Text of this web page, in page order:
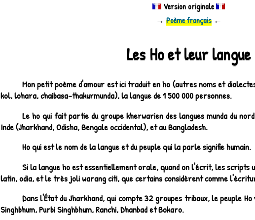
Version originale
→ Poème français←
Les Ho et leur langue
Mon petit poème d'amour est ici traduit en ho (autres noms et
kol, lohara, chaibasa-thakurmunda), la langue de 1 500 000 personnes.
Le ho qui fait partie du groupe kherwarien des langues munda du
Inde (Jharkhand, Odisha, Bengale occidental), et au Bangladesh.
Ho qui est le nom de la langue et du peuple qui la parle signifie humain.
Si la langue ho est essentiellement orale, quand on l'écrit, les scripts
latin, odia, et le très joli warang citi, que certains considèrent comme
Dans l'État du Jharkhand, qui compte 32 groupes tribaux, le peuple
Singhbhum, Purbi Singhbhum, Ranchi, Dhanbad et Bokaro.